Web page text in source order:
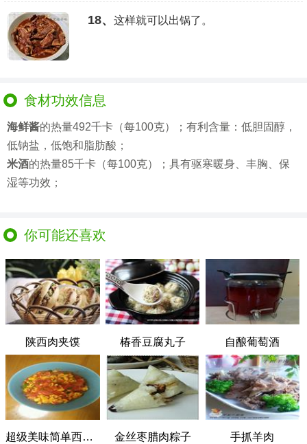
18、 这样就可以出锅了。
食材功效信息
海鲜酱的热量492千卡（每100克）；有利含量：低胆固醇，
低钠盐，低饱和脂肪酸；
米酒的热量85千卡（每100克）；具有驱寒暖身、丰胸、保
湿等功效；
你可能还喜欢
陕西肉夹馍 椿香豆腐丸子 自酿葡萄酒
超级美味简单西红柿炒鸡蛋 金丝枣腊肉粽子 手抓羊肉